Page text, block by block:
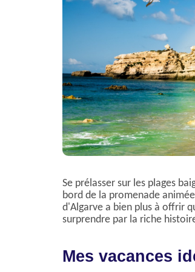
Se prélasser sur les plages
bord de la promenade
d'Algarve a bien plus à offrir
surprendre par la riche
Mes vacances